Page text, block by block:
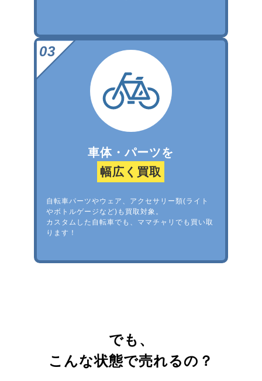
車体・パーツを
幅広く買取
自転車パーツやウェア、アクセサリー類(ライト
やボトルゲージなど)も買取対象。
カスタムした自転車でも、ママチャリでも買い取
ります！
でも、
こんな状態で売れるの？